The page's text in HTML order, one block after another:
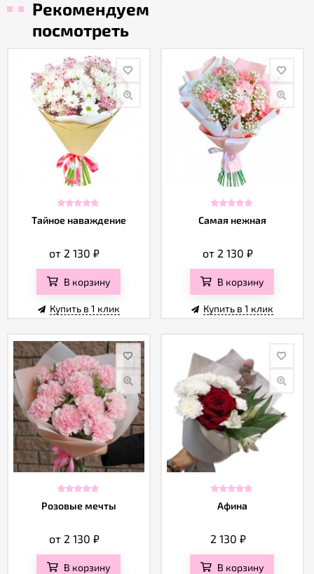
Рекомендуем
посмотреть
Тайное наваждение
от 2 130₽
В корзину
Купить в 1 клик
Самая нежная
от 2 130₽
В корзину
Купить в 1 клик
Розовые мечты
от 2 130₽
В корзину
Афина
2 130 ₽
В корзину